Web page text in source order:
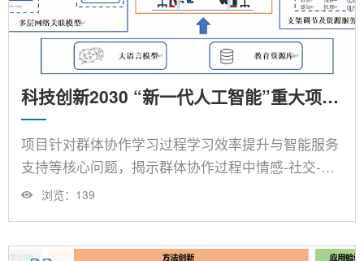
科技创新2030 “新一代人工智能”重大项目——面向协作学习的资源组织与智能服务研究
项目针对群体协作学习过程学习效率提升与智能服务
支持等核心问题，揭示群体协作过程中情感-社交-认
知演化规律及作用机理，挖掘典型模式并分析成效归
浏览： 139